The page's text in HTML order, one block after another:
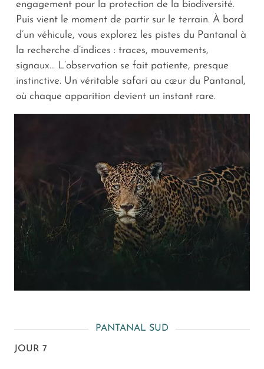
engagement pour la protection de la biodiversité.
Puis vient le moment de partir sur le terrain. À bord
d’un véhicule, vous explorez les pistes du Pantanal à
la recherche d’indices : traces, mouvements,
signaux… L’observation se fait patiente, presque
instinctive. Un véritable safari au cœur du Pantanal,
où chaque apparition devient un instant rare.
PANTANAL SUD
JOUR 7